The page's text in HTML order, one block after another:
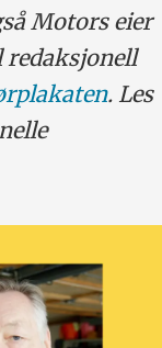
Motors eier
. Les